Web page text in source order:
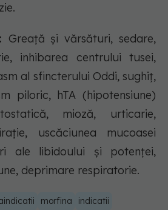
Greață și vărsături, sedare,
inhibarea centrului tusei,
al sfincterului Oddi, sughiț,
piloric, hTA (hipotensiune)
mioză, urticarie,
uscăciunea mucoasei
ale libidoului și potenței,
deprimare respiratorie.
morfina
indicatii